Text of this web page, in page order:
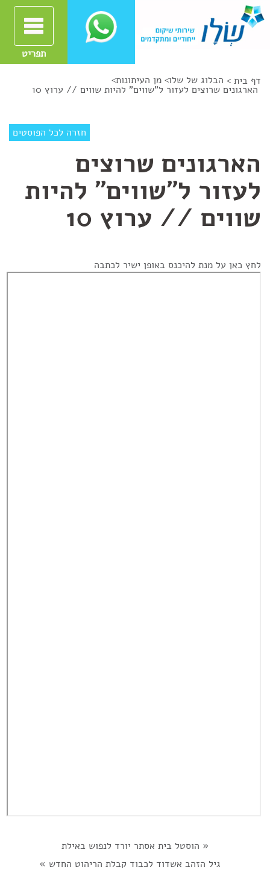
תפריט
דף בית > הבלוג של שלו> מן העיתונות>
הארגונים שרוצים לעזור ל"שווים" להיות שווים // ערוץ 10
חזרה לכל הפוסטים
הארגונים שרוצים
לעזור ל"שווים" להיות
שווים // ערוץ 10
לחץ כאן על מנת להיכנס באופן ישיר לכתבה
« הוסטל בית אסתר יורד לנפוש באילת
גיל הזהב אשדוד לכבוד קבלת הריהוט החדש»